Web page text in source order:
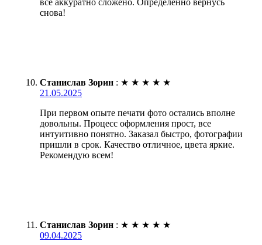
снова!
Станислав Зорин : ★ ★ ★ ★ ★
21.05.2025
При первом опыте печати фото остались вполне
довольны. Процесс оформления прост, все
интуитивно понятно. Заказал быстро, фотографии
пришли в срок. Качество отличное, цвета яркие.
Рекомендую всем!
Станислав Зорин : ★ ★ ★ ★ ★
09.04.2025